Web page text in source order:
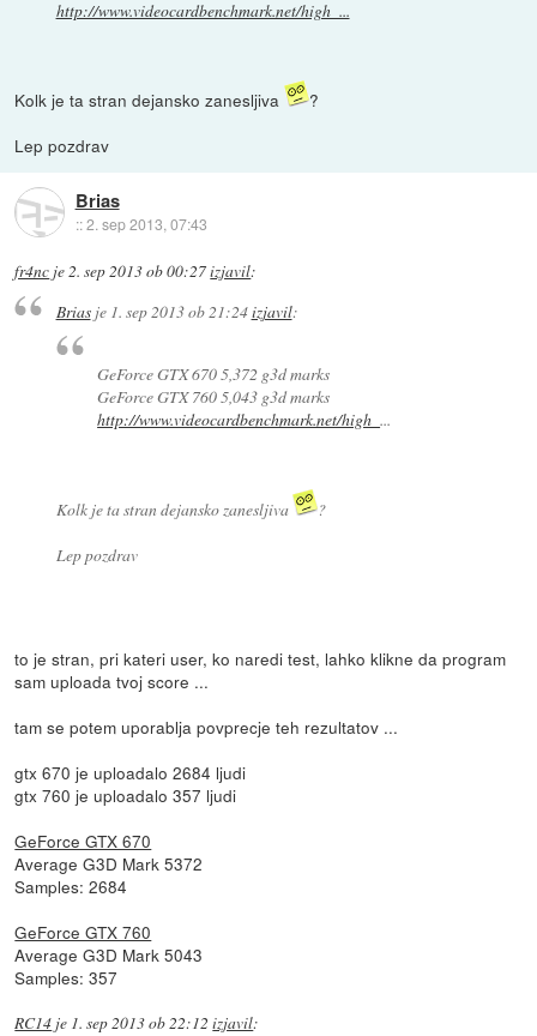
http://www.videocardbenchmark.net/high_...
Kolk je ta stran dejansko zanesljiva
?
Lep pozdrav
Brias
::2. sep 2013, 07:43
fr4nc je2. sep 2013 ob 00:27izjavil:
Briasje 1. sep 2013 ob 21:24izjavil:
GeForce GTX 670 5,372 g3d marks
GeForce GTX 760 5,043 g3d marks
http://www.videocardbenchmark.net/high_...
Kolk je ta stran dejansko zanesljiva
?
Lep pozdrav
to je stran, pri kateri user, ko naredi test, lahko klikne da program
sam uploada tvoj score ...
tam se potem uporablja povprecje teh rezultatov ...
gtx 670 je uploadalo 2684 ljudi
gtx 760 je uploadalo 357 ljudi
GeForce GTX 670
Average G3D Mark 5372
Samples: 2684
GeForce GTX 760
Average G3D Mark 5043
Samples: 357
RC14 je 1. sep 2013 ob 22:12 izjavil: